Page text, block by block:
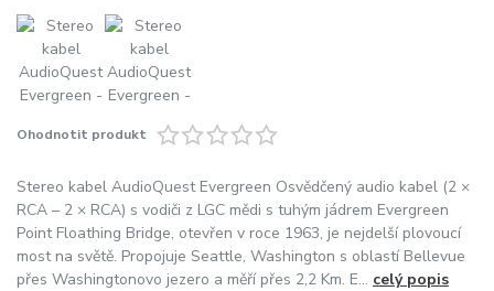
Ohodnotit produkt
Stereo kabel AudioQuest Evergreen Osvědčený audio kabel (2 ×
RCA – 2 × RCA) s vodiči z LGC mědi s tuhým jádrem Evergreen
Point Floathing Bridge, otevřen v roce 1963, je nejdelší plovoucí
most na světě. Propojuje Seattle, Washington s oblastí Bellevue
přes Washingtonovo jezero a měří přes 2,2 Km. E... celý popis